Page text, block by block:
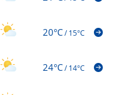
20°C/15°C
24°C/14°C